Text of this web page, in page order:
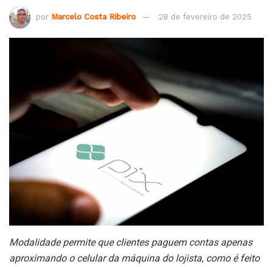
por Marcelo Costa Ribeiro 28 de fevereiro de 2025
Modalidade permite que clientes paguem contas apenas
aproximando o celular da máquina do lojista, como é feito